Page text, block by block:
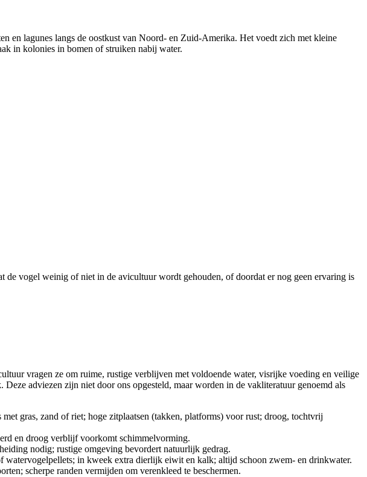
en lagunes langs de oostkust van Noord- en Zuid-Amerika. Het voedt zich met kleine
in kolonies in bomen of struiken nabij water.
vogel weinig of niet in de avicultuur wordt gehouden, of doordat er nog geen ervaring is
vragen ze om ruime, rustige verblijven met voldoende water, visrijke voeding en veilige
adviezen zijn niet door ons opgesteld, maar worden in de vakliteratuur genoemd als
gras, zand of riet; hoge zitplaatsen (takken, platforms) voor rust; droog, tochtvrij
en droog verblijf voorkomt schimmelvorming.
nodig; rustige omgeving bevordert natuurlijk gedrag.
watervogelpellets; in kweek extra dierlijk eiwit en kalk; altijd schoon zwem- en drinkwater.
scherpe randen vermijden om verenkleed te beschermen.